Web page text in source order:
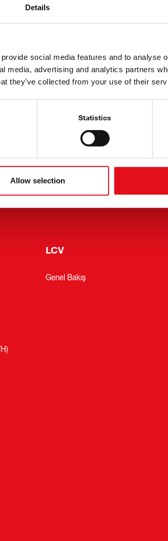
Details
social media features and to analyse
media, advertising and analytics partners
they’ve collected from your use of their
Statistics
Allow selection
febi Hakkında
LCV
Genel Bakış